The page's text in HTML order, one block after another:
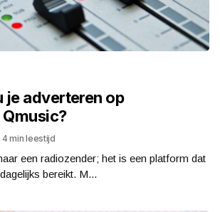
je adverteren op
4 min leestijd
een radiozender; het is een platform dat
bereikt. M...